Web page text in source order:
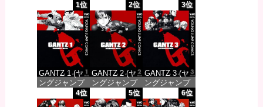
1位
GANTZ 1 (ヤ
ングジャンプ
コミックス
DIGITAL)
2位
GANTZ 2 (ヤ
ングジャンプ
コミックス
DIGITAL)
3位
GANTZ 3 (ヤ
ングジャンプ
コミックス
DIGITAL)
4位 5位 6位